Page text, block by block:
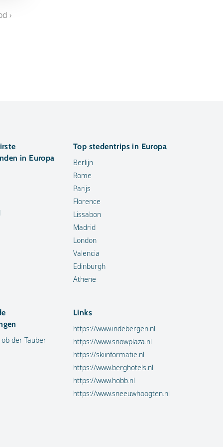
›
in Europa
Top stedentrips in Europa
Berlijn
Rome
Parijs
Florence
Lissabon
Madrid
London
Valencia
Edinburgh
Athene
der Tauber
Links
https://www.indebergen.nl
https://www.snowplaza.nl
https://skiinformatie.nl
https://www.berghotels.nl
https://www.hobb.nl
https://www.sneeuwhoogten.nl